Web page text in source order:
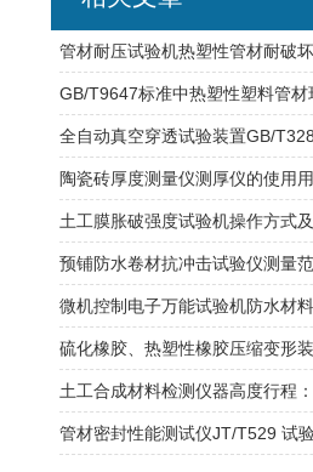
全自动真空穿透试验装置GB/
陶瓷砖厚度测量仪测厚仪的使用
管材密封性能测试仪JT/T529 试